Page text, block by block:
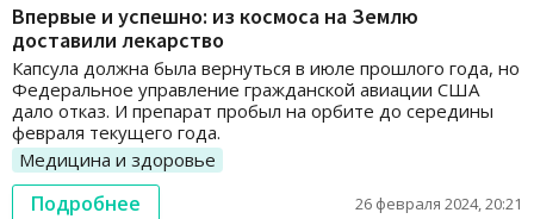
Впервые и успешно: из космоса на Землю
доставили лекарство
Капсула должна была вернуться в июле прошлого года, но
Федеральное управление гражданской авиации США
дало отказ. И препарат пробыл на орбите до середины
февраля текущего года.
Медицина и здоровье
Подробнее 26 февраля 2024, 20:21